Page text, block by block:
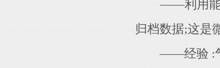
——利用能够
归档数据;这是
——经验 :气